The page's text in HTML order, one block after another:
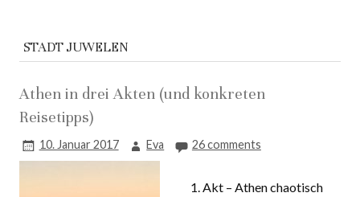
STADT JUWELEN
Athen in drei Akten (und konkreten
Reisetipps)
10. Januar 2017 Eva